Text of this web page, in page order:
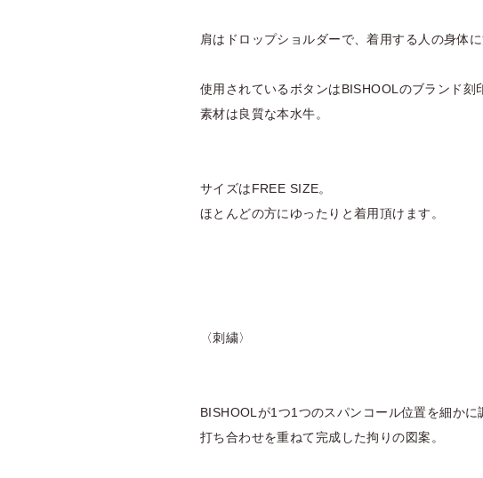
肩はドロップショルダーで、着用する人の身体
使用されているボタンはBISHOOLのブランド刻
素材は良質な本水牛。
サイズはFREE SIZE。
ほとんどの方にゆったりと着用頂けます。
〈刺繍〉
BISHOOLが1つ1つのスパンコール位置を細かに
打ち合わせを重ねて完成した拘りの図案。